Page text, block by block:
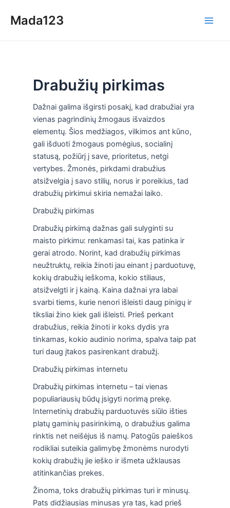
Mada123
Drabužių pirkimas
Dažnai galima išgirsti posakį, kad drabužiai yra
vienas pagrindinių žmogaus išvaizdos
elementų. Šios medžiagos, vilkimos ant kūno,
gali išduoti žmogaus pomėgius, socialinį
statusą, požiūrį į save, prioritetus, netgi
vertybes. Žmonės, pirkdami drabužius
atsižvelgia į savo stilių, norus ir poreikius, tad
drabužių pirkimui skiria nemažai laiko.
Drabužių pirkimas
Drabužių pirkimą dažnas gali sulyginti su
maisto pirkimu: renkamasi tai, kas patinka ir
gerai atrodo. Norint, kad drabužių pirkimas
neužtruktų, reikia žinoti jau einant į parduotuvę,
kokių drabužių ieškoma, kokio stiliaus,
atsižvelgti ir į kainą. Kaina dažnai yra labai
svarbi tiems, kurie nenori išleisti daug pinigų ir
tiksliai žino kiek gali išleisti. Prieš perkant
drabužius, reikia žinoti ir koks dydis yra
tinkamas, kokio audinio norima, spalva taip pat
turi daug įtakos pasirenkant drabužį.
Drabužių pirkimas internetu
Drabužių pirkimas internetu – tai vienas
populiariausių būdų įsigyti norimą prekę.
Internetinių drabužių parduotuvės siūlo išties
platų gaminių pasirinkimą, o drabužius galima
rinktis net neišėjus iš namų. Patogūs paieškos
rodikliai suteikia galimybę žmonėms nurodyti
kokių drabužių jie ieško ir išmeta užklausas
atitinkančias prekes.
Žinoma, toks drabužių pirkimas turi ir minusų.
Pats didžiausias minusas yra tas, kad prieš